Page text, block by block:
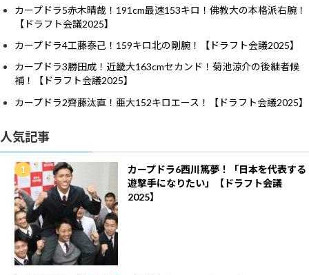
カープドラ5赤木晴哉！191cm最速153キロ！佛教大の本格派右腕！
【ドラフト会議2025】
カープドラ4工藤泰己！159キロ北の剛腕！【ドラフト会議2025】
カープドラ3勝田成！近畿大163cmセカンド！菊池涼介の後継者候
補！【ドラフト会議2025】
カープドラ2齊藤汰直！亜大152キロエース！【ドラフト会議2025】
人気記事
カープドラ6西川篤夢！「日本を代表する
遊撃手になりたい」【ドラフト会議
2025】